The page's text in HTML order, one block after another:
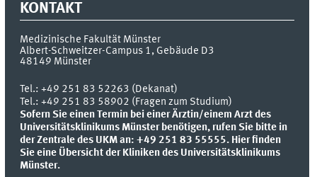
KONTAKT
Medizinische Fakultät Münster
Albert-Schweitzer-Campus 1, Gebäude D3
48149 Münster
Tel.:+49 251 83 52263 (Dekanat)
Tel.: +49 251 83 58902 (Fragen zum Studium)
Sofern Sie einen Termin bei einer Ärztin/einem Arzt des
Universitätsklinikums Münster benötigen, rufen Sie bitte in
der Zentrale des UKM an: +49 251 83 55555. Hier finden
Sie eine Übersicht der Kliniken des Universitätsklinikums
Münster.